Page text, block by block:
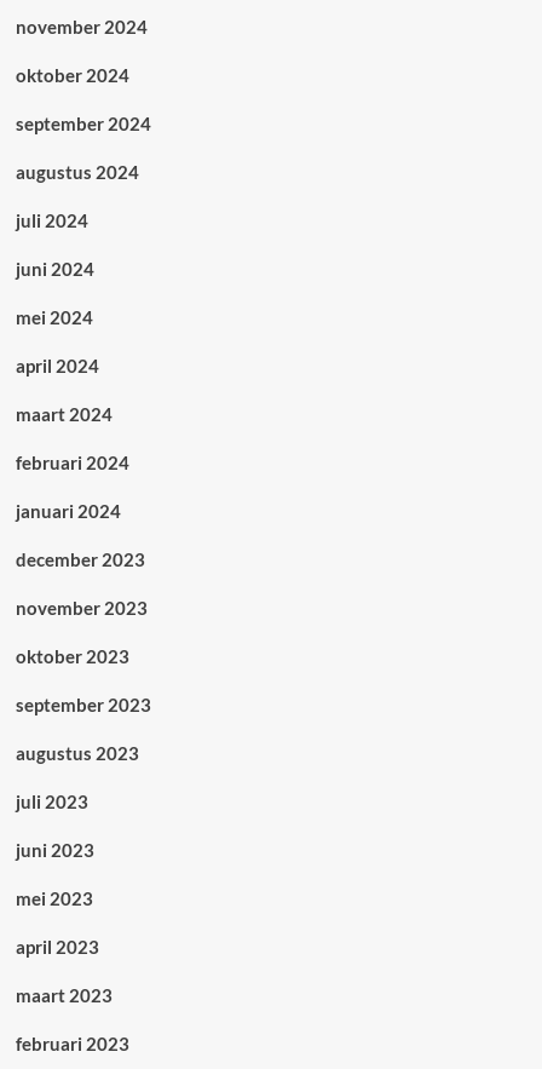
november 2024
oktober 2024
september 2024
augustus 2024
juli 2024
juni 2024
mei 2024
april 2024
maart 2024
februari 2024
januari 2024
december 2023
november 2023
oktober 2023
september 2023
augustus 2023
juli 2023
juni 2023
mei 2023
april 2023
maart 2023
februari 2023